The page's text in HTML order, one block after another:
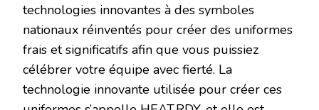
technologies innovantes à des symboles
nationaux réinventés pour créer des uniformes
frais et significatifs afin que vous puissiez
célébrer votre équipe avec fierté. La
technologie innovante utilisée pour créer ces